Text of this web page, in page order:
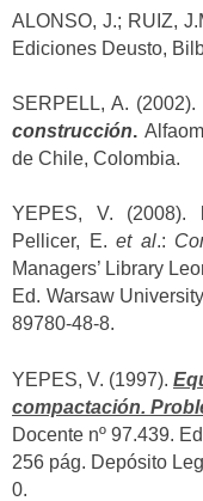
ALONSO, J.; RUIZ,
Ediciones Deusto,
SERPELL, A. (2002).
construcción.
de Chile, Colombia.
YEPES, V. (2008).
Pellicer, E. et al.:
Managers’ Library
Ed. Warsaw
89780-48-8.
YEPES, V. (1997).
compactación.
Docente nº 97.439.
256 pág. Depósito
0.